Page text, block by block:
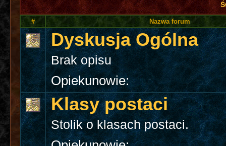
# Nazwa forum
Dyskusja Ogólna
Brak opisu
Opiekunowie:
Klasy postaci
Stolik o klasach postaci.